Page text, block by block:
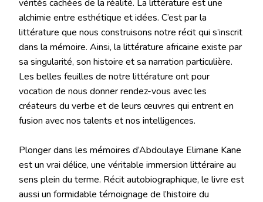
vérités cachées de la réalité. La littérature est une
alchimie entre esthétique et idées. C’est par la
littérature que nous construisons notre récit qui s’inscrit
dans la mémoire. Ainsi, la littérature africaine existe par
sa singularité, son histoire et sa narration particulière.
Les belles feuilles de notre littérature ont pour
vocation de nous donner rendez-vous avec les
créateurs du verbe et de leurs œuvres qui entrent en
fusion avec nos talents et nos intelligences.
Plonger dans les mémoires d’Abdoulaye Elimane Kane
est un vrai délice, une véritable immersion littéraire au
sens plein du terme. Récit autobiographique, le livre est
aussi un formidable témoignage de l’histoire du